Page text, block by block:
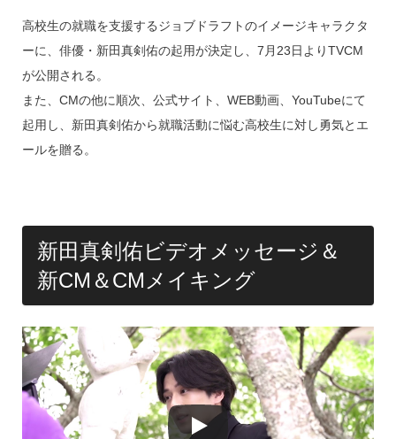
e
a
d
s
e
n
a
e
c
e
b
o
高校生の就職を支援するジョブドラフトのイメージキャラクタ
ーに、俳優・新田真剣佑の起用が決定し、7月23日よりTVCM
が公開される。
また、CMの他に順次、公式サイト、WEB動画、YouTubeにて
起用し、新田真剣佑から就職活動に悩む高校生に対し勇気とエ
ールを贈る。
新田真剣佑ビデオメッセージ＆
新CM＆CMメイキング